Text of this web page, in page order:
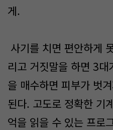
게.
사기를 치면 편안하게
리고 거짓말을 하면 3
을 매수하면 피부가 벗
된다. 고도로 정확한 기
억을 읽을 수 있는 프로